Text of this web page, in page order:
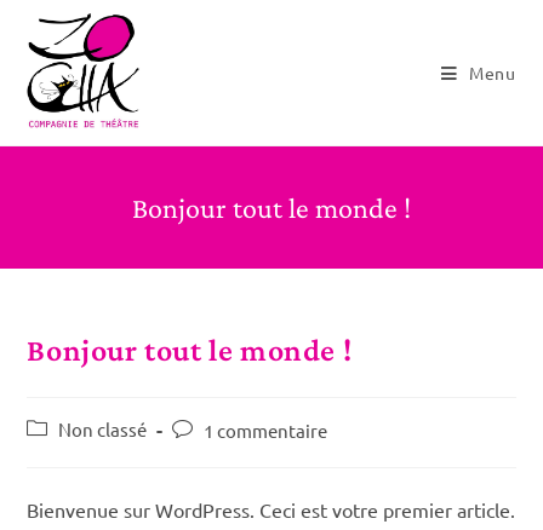
content
Menu
Bonjour tout le monde !
Bonjour tout le monde !
PostNon classé
Commentaires
publication :
1 commentaire
Bienvenue sur WordPress. Ceci est votre premier article.